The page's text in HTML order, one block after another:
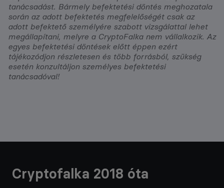
tanácsadást. Bármely befektetési döntés meghozatala
során az adott befektetés megfelelőségét csak az
adott befektető személyére szabott vizsgálattal lehet
megállapítani, melyre a CryptoFalka nem vállalkozik. Az
egyes befektetési döntések előtt éppen ezért
tájékozódjon részletesen és több forrásból, szükség
esetén konzultáljon személyes befektetési
tanácsadóval!
Cryptofalka 2018 óta